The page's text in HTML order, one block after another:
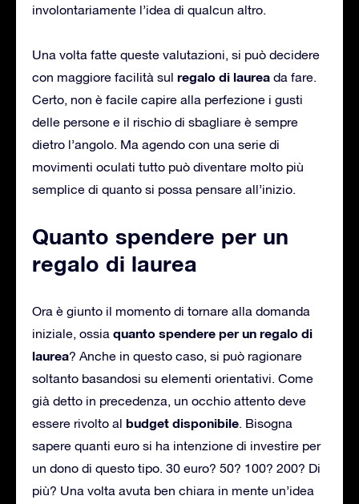
involontariamente l’idea di qualcun altro.
Una volta fatte queste valutazioni, si può decidere
con maggiore facilità sul regalo di laurea da fare.
Certo, non è facile capire alla perfezione i gusti
delle persone e il rischio di sbagliare è sempre
dietro l’angolo. Ma agendo con una serie di
movimenti oculati tutto può diventare molto più
semplice di quanto si possa pensare all’inizio.
Quanto spendere per un
regalo di laurea
Ora è giunto il momento di tornare alla domanda
iniziale, ossia quanto spendere per un regalo di
laurea? Anche in questo caso, si può ragionare
soltanto basandosi su elementi orientativi. Come
già detto in precedenza, un occhio attento deve
essere rivolto al budget disponibile. Bisogna
sapere quanti euro si ha intenzione di investire per
un dono di questo tipo. 30 euro? 50? 100? 200? Di
più? Una volta avuta ben chiara in mente un’idea